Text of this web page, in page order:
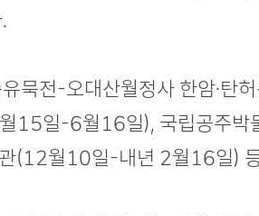
묵전-오대산월정사 한암·탄
15일-6월16일), 국립공주
(12월10일-내년 2월16일)